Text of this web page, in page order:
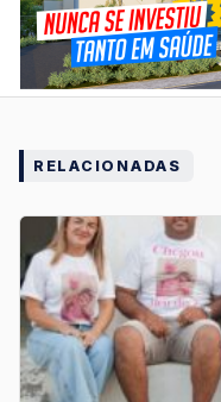
RELACIONADAS